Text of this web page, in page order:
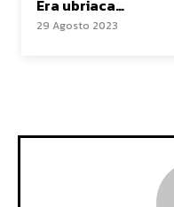
Era ubriaca…
29 Agosto 2023